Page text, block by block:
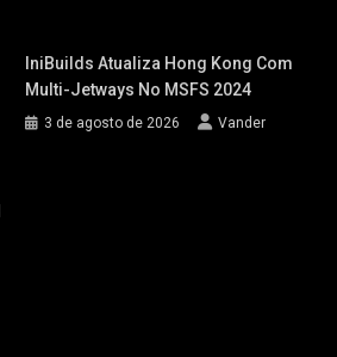
IniBuilds Atualiza Hong Kong Com
Multi-Jetways No MSFS 2024
3 de agosto de 2026 Vander